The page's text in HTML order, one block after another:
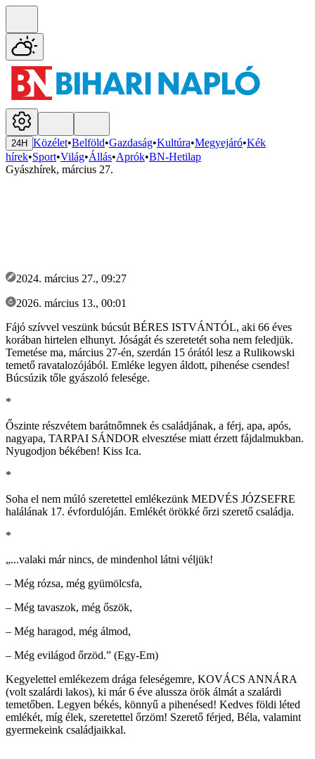
24H Közélet•Belföld•Gazdaság•Kultúra•Megyejáró•Kék
hírek•Sport•Világ•Állás•Aprók•BN-Hetilap
Gyászhírek, március 27.
2024. március 27., 09:27
2026. március 13., 00:01
Fájó szívvel veszünk búcsút BÉRES ISTVÁNTÓL, aki 66 éves
korában hirtelen elhunyt. Jóságát és szeretetét soha nem feledjük.
Temetése ma, március 27-én, szerdán 15 órától lesz a Rulikowski
temető ravatalozójából. Emléke legyen áldott, pihenése csendes!
Búcsúzik tőle gyászoló felesége.
*
Őszinte részvétem barátnőmnek és családjának, a férj, apa, após,
nagyapa, TARPAI SÁNDOR elvesztése miatt érzett fájdalmukban.
Nyugodjon békében! Kiss Ica.
*
Soha el nem múló szeretettel emlékezünk MEDVÉS JÓZSEFRE
halálának 17. évfordulóján. Emlékét örökké őrzi szerető családja.
*
„...valaki már nincs, de mindenhol látni véljük!
– Még rózsa, még gyümölcsfa,
– Még tavaszok, még őszök,
– Még haragod, még álmod,
– Még evilágod őrzöd.” (Egy-Em)
Kegyelettel emlékezem drága feleségemre, KOVÁCS ANNÁRA
(volt szalárdi lakos), ki már 6 éve alussza örök álmát a szalárdi
temetőben. Legyen békés, könnyű a pihenésed! Kedves földi léted
emlékét, míg élek, szeretettel őrzöm! Szerető férjed, Béla, valamint
gyermekeink családjaikkal.